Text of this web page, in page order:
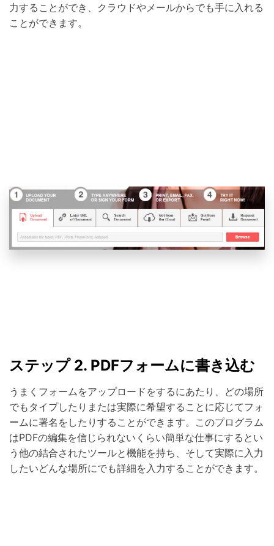
力することができ、クラウドやメールからでも手に入れる
ことができます。
ステップ 2. PDFフォームに書き込む
うまくフォームをアップロードをするにあたり、どの場所
でもタイプしたりまたは実際に希望することに応じてフォ
ームに署名をしたりすることができます。このプログラム
はPDFの編集を信じられないくらい簡単な仕事にするとい
う他の結合されたツールと機能を持ち、そして実際に入力
したいどんな場所にでも詳細を入力することができます。